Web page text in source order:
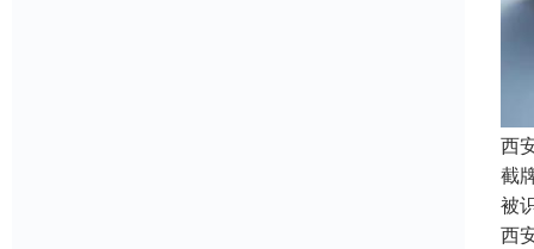
西
截
被
西